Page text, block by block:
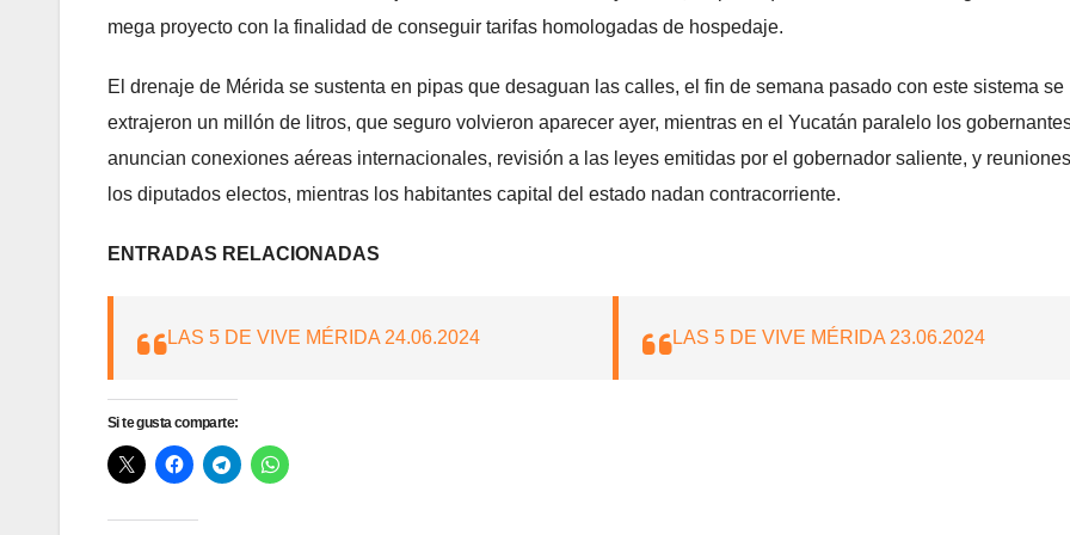
mega proyecto con la finalidad de conseguir tarifas homologadas de hospedaje.
El drenaje de Mérida se sustenta en pipas que desaguan las calles, el fin de semana pasado con este sistema se
extrajeron un millón de litros, que seguro volvieron aparecer ayer, mientras en el Yucatán paralelo los
anuncian conexiones aéreas internacionales, revisión a las leyes emitidas por el gobernador saliente, y
los diputados electos, mientras los habitantes capital del estado nadan contracorriente.
ENTRADAS RELACIONADAS
LAS 5 DE VIVE MÉRIDA 24.06.2024 LAS 5 DE VIVE MÉRIDA 23.06.2024
Si te gusta comparte: